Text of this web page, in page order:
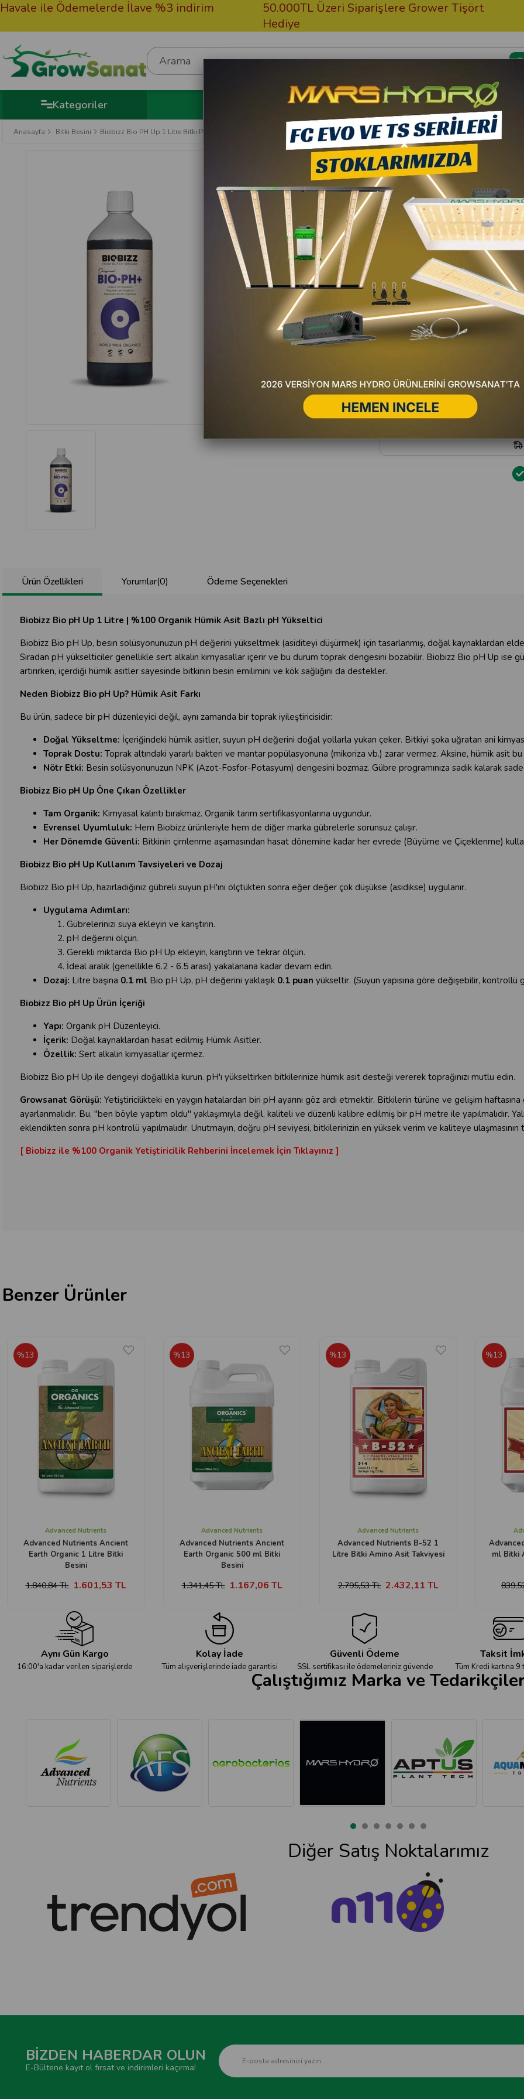
ile Ödemelerde İlave %3 indirim
50.000TL Üzeri Siparişlere Grower Tişört
Hediye
Kategoriler Kargom Nerede? Bitki Besin
Anasayfa Bitki Besini Biobizz Bio PH Up 1 Litre Bitki PH Arttırıcı
Biobizz
Biobizz Bio PH Up 1
10
965,00 TL
868,50 TL (KDV
Favorilere Ekle
Yorum Yaz
Hafta içi
Ürün Özellikleri Yorumlar(0) Ödeme Seçenekleri
Biobizz Bio pH Up 1 Litre | %100 Organik Hümik Asit Bazlı pH Yükseltici
Biobizz Bio pH Up, besin solüsyonunuzun pH değerini yükseltmek (asiditeyi düşürmek) için tasarlanmış, doğal kaynaklardan
Sıradan pH yükselticiler genellikle sert alkalin kimyasallar içerir ve bu durum toprak dengesini bozabilir. Biobizz Bio pH Up ise
artırırken, içerdiği hümik asitler sayesinde bitkinin besin emilimini ve kök sağlığını da destekler.
Neden Biobizz Bio pH Up? Hümik Asit Farkı
Bu ürün, sadece bir pH düzenleyici değil, aynı zamanda bir toprak iyileştiricisidir:
Doğal Yükseltme: İçeriğindeki hümik asitler, suyun pH değerini doğal yollarla yukarı çeker. Bitkiyi şoka uğratan ani
Toprak Dostu: Toprak altındaki yararlı bakteri ve mantar popülasyonuna (mikoriza vb.) zarar vermez. Aksine, hümik asit bu
Nötr Etki: Besin solüsyonunuzun NPK (Azot-Fosfor-Potasyum) dengesini bozmaz. Gübre programınıza sadık kalarak
Biobizz Bio pH Up Öne Çıkan Özellikler
Tam Organik: Kimyasal kalıntı bırakmaz. Organik tarım sertifikasyonlarına uygundur.
Evrensel Uyumluluk: Hem Biobizz ürünleriyle hem de diğer marka gübrelerle sorunsuz çalışır.
Her Dönemde Güvenli: Bitkinin çimlenme aşamasından hasat dönemine kadar her evrede (Büyüme ve Çiçeklenme)
Biobizz Bio pH Up Kullanım Tavsiyeleri ve Dozaj
Biobizz Bio pH Up, hazırladığınız gübreli suyun pH'ını ölçtükten sonra eğer değer çok düşükse (asidikse) uygulanır.
Uygulama Adımları:
Gübrelerinizi suya ekleyin ve karıştırın.
pH değerini ölçün.
Gerekli miktarda Bio pH Up ekleyin, karıştırın ve tekrar ölçün.
İdeal aralık (genellikle 6.2 - 6.5 arası) yakalanana kadar devam edin.
Dozaj: Litre başına 0.1 ml Bio pH Up, pH değerini yaklaşık 0.1 puan yükseltir. (Suyun yapısına göre değişebilir, kontrollü
Biobizz Bio pH Up Ürün İçeriği
Yapı: Organik pH Düzenleyici.
İçerik: Doğal kaynaklardan hasat edilmiş Hümik Asitler.
Özellik: Sert alkalin kimyasallar içermez.
Biobizz Bio pH Up ile dengeyi doğallıkla kurun. pH'ı yükseltirken bitkilerinize hümik asit desteği vererek toprağınızı mutlu edin.
Growsanat Görüşü: Yetiştiricilikteki en yaygın hatalardan biri pH ayarını göz ardı etmektir. Bitkilerin türüne ve gelişim
ayarlanmalıdır. Bu, "ben böyle yaptım oldu" yaklaşımıyla değil, kaliteli ve düzenli kalibre edilmiş bir pH metre ile yapılmalıdır.
eklendikten sonra pH kontrolü yapılmalıdır. Unutmayın, doğru pH seviyesi, bitkilerinizin en yüksek verim ve kaliteye ulaşmasının
[ Biobizz ile %100 Organik Yetiştiricilik Rehberini İncelemek İçin Tıklayınız ]
Benzer Ürünler
Advanced Nutrients
Advanced Nutrients Ancient
Earth Organic 1 Litre Bitki
Besini
1.601,53 TL
1.840,84 TL
%13
Advanced Nutrients
Advanced Nutrients Ancient
Earth Organic 500 ml Bitki
Besini
1.167,06 TL
1.341,45 TL
%13
Advanced Nutrients
Advanced Nutrients B-52 1
Litre Bitki Amino Asit Takviyesi
2.432,11 TL
2.795,53 TL
%13
ml Bitki
%13
Aynı Gün Kargo
16:00'a kadar verilen siparişlerde
Kolay İade
Tüm alışverişlerinde iade garantisi
Güvenli Ödeme
SSL sertifikası ile ödemeleriniz güvende
Taksit
Tüm Kredi kartına 9
Çalıştığımız Marka ve
Diğer Satış Noktalarımız
BİZDEN HABERDAR OLUN
E-Bültene kayıt ol fırsat ve indirimleri kaçırma!